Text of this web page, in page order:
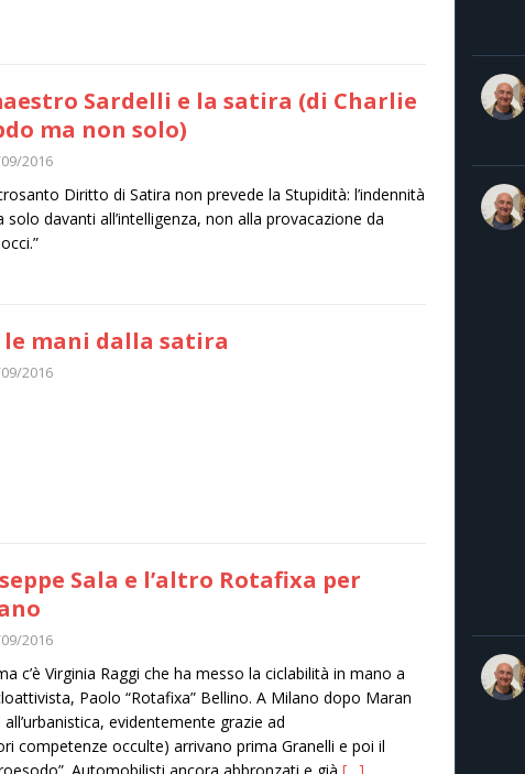
Sardelli e la satira (di Charlie
ma non solo)
2016
Diritto di Satira non prevede la Stupidità: l’indennità
solo davanti all’intelligenza, non alla provacazione da
le mani dalla satira
2016
Sala e l’altro Rotafixa per
2016
c’è Virginia Raggi che ha messo la ciclabilità in mano a
Paolo “Rotafixa” Bellino. A Milano dopo Maran
evidentemente grazie ad
competenze occulte) arrivano prima Granelli e poi il